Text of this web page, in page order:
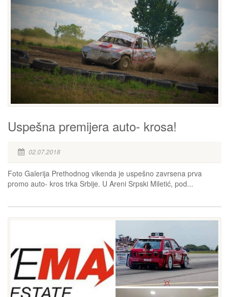
Uspešna premijera auto- krosa!
02.07.2018
Foto Galerija Prethodnog vikenda je uspešno zavrsena prva
promo auto- kros trka Srbije. U Areni Srpski Miletić, pod...